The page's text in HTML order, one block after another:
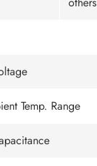
Temp. Range